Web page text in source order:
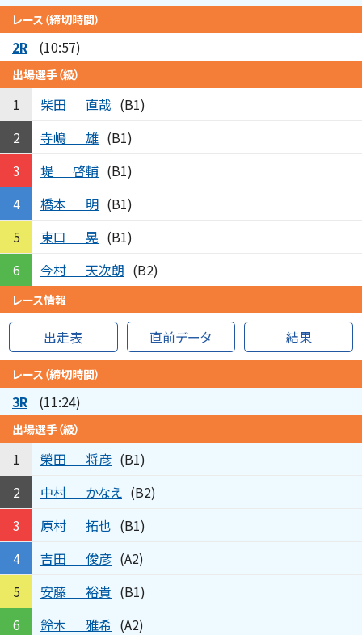
レース（締切時間）
2R (10:57)
出場選手（級）
1 柴田 直哉 (B1)
2
寺嶋 雄 (B1)
3
堤 啓輔 (B1)
4
橋本 明 (B1)
5
東口 晃 (B1)
6
今村 天次朗 (B2)
レース情報
出走表 直前データ 結果
レース（締切時間）
3R (11:24)
出場選手（級）
1 榮田 将彦 (B1)
2
中村 かなえ (B2)
3
原村 拓也 (B1)
4
吉田 俊彦 (A2)
5
安藤 裕貴 (B1)
6
鈴木 雅希 (A2)